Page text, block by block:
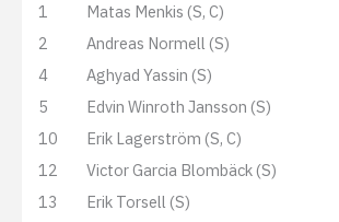
1
Matas Menkis (S, C)
2
Andreas Normell (S)
4
Aghyad Yassin (S)
5
Edvin Winroth Jansson (S)
10
Erik Lagerström (S, C)
12
Victor Garcia Blombäck (S)
13
Erik Torsell (S)